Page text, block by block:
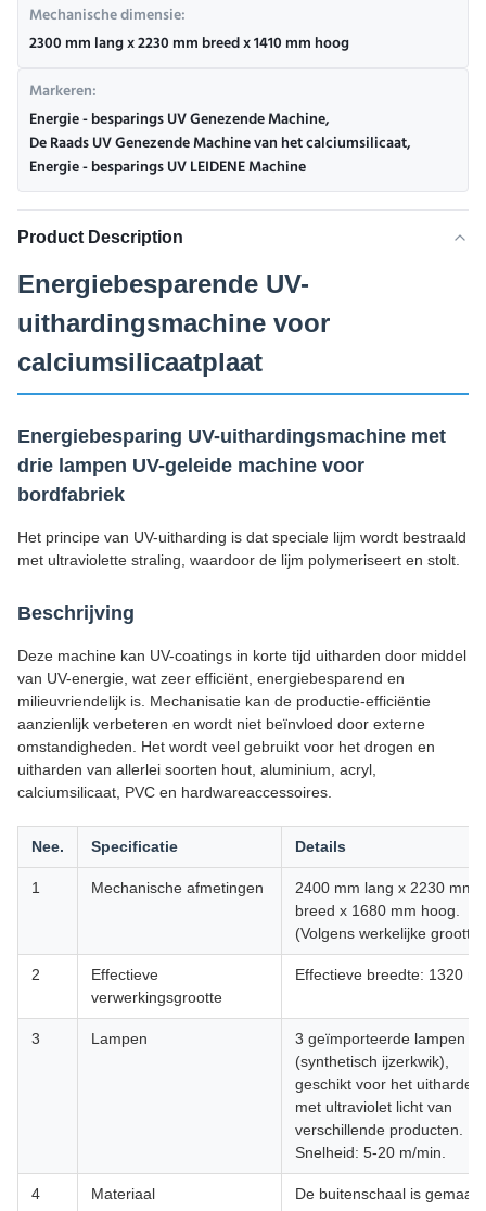
Mechanische dimensie:
2300 mm lang x 2230 mm breed x 1410 mm hoog
Markeren:
Energie - besparings UV Genezende Machine,
De Raads UV Genezende Machine van het calciumsilicaat,
Energie - besparings UV LEIDENE Machine
Product Description
Energiebesparende UV-
uithardingsmachine voor
calciumsilicaatplaat
Energiebesparing UV-uithardingsmachine met
drie lampen UV-geleide machine voor
bordfabriek
Het principe van UV-uitharding is dat speciale lijm wordt bestraald
met ultraviolette straling, waardoor de lijm polymeriseert en stolt.
Beschrijving
Deze machine kan UV-coatings in korte tijd uitharden door middel
van UV-energie, wat zeer efficiënt, energiebesparend en
milieuvriendelijk is. Mechanisatie kan de productie-efficiëntie
aanzienlijk verbeteren en wordt niet beïnvloed door externe
omstandigheden. Het wordt veel gebruikt voor het drogen en
uitharden van allerlei soorten hout, aluminium, acryl,
calciumsilicaat, PVC en hardwareaccessoires.
Nee. Specificatie Details
1 Mechanische afmetingen
2400 mm lang x 2230 mm
breed x 1680 mm hoog.
(Volgens werkelijke grootte)
2
Effectieve
verwerkingsgrootte
Effectieve breedte: 1320
3 Lampen
3 geïmporteerde lampen
(synthetisch ijzerkwik),
geschikt voor het uitharden
met ultraviolet licht van
verschillende producten.
Snelheid: 5-20 m/min.
4 Materiaal
De buitenschaal is gemaakt